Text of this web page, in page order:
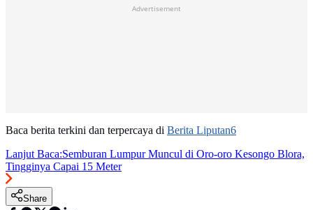
Advertisement
Baca berita terkini dan terpercaya di Berita Liputan6
Lanjut Baca:Semburan Lumpur Muncul di Oro-oro Kesongo Blora,
Tingginya Capai 15 Meter
Share